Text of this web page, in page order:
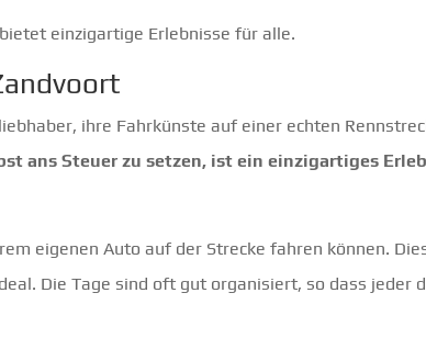
einzigartige Erlebnisse für alle.
ihre Fahrkünste auf einer echten
ans Steuer zu setzen, ist ein einzigartiges
eigenen Auto auf der Strecke fahren können.
Die Tage sind oft gut organisiert, so dass jeder